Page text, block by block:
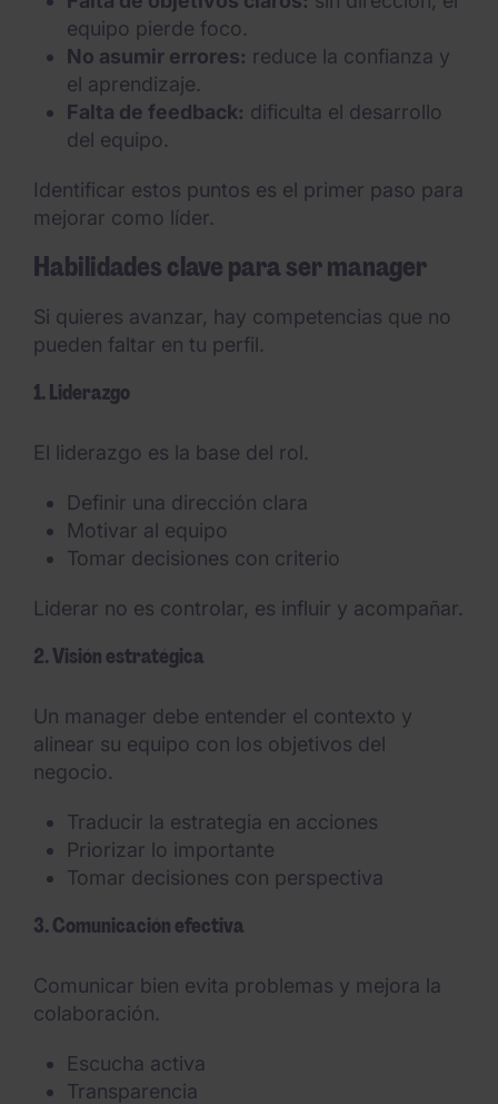
equipo pierde foco.
No asumir errores: reduce la confianza y
el aprendizaje.
Falta de feedback: dificulta el desarrollo
del equipo.
Identificar estos puntos es el primer paso para
mejorar como líder.
Habilidades clave para ser manager
Si quieres avanzar, hay competencias que no
pueden faltar en tu perfil.
1. Liderazgo
El liderazgo es la base del rol.
Definir una dirección clara
Motivar al equipo
Tomar decisiones con criterio
Liderar no es controlar, es influir y acompañar.
2. Visión estratégica
Un manager debe entender el contexto y
alinear su equipo con los objetivos del
negocio.
Traducir la estrategia en acciones
Priorizar lo importante
Tomar decisiones con perspectiva
3. Comunicación efectiva
Comunicar bien evita problemas y mejora la
colaboración.
Escucha activa
Transparencia